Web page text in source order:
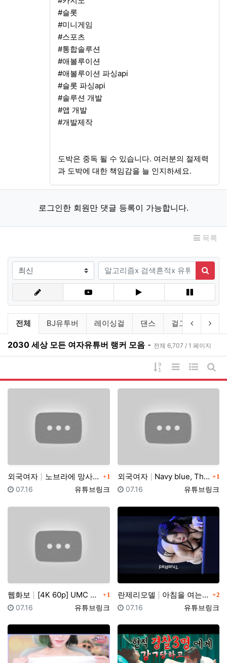
#슬롯
#미니게임
#스포츠
#통합솔루션
#애볼루이션
#애볼루이션 파싱api
#슬롯 파싱api
#솔루션 개발
#앱 개발
#개발제작
도박은 중독 될 수 있습니다. 여러분의 절제력
과 도박에 대한 책임감을 늘 인지하세요.
로그인한 회원만 댓글 등록이 가능합니다.
목록
검색조건
검색어
검색
유튜브링크 분류 목록
전체 BJ유투버 레이싱걸 댄스 걸그룹 연예
이전 분류
다
2030 세상 모든 여자유튜버 랭커 모음 - 전체 6,707 / 1 페이지
게시물 정렬
리스트 스타일
웹진 스
게
외국여자 노브라에 망사스타킹 입고 팬티리뷰하는 일본아줌마 가정부… 댓글
1
등록자
유튜브링크
등록일
07.16
외국여자 Navy blue, The Big Cup Bras, e… 댓글
1
등록자
유튜브링크
등록일
07.16
웹화보 [4K 60p] UMC X 팬더티비 MotorShow … 댓글
1
등록자
유튜브링크
등록일
07.16
란제리모델 아침을 여는 ~ 란제리 런웨이 2023 COVER GI… 댓글
2
등록자
유튜브링크
등록일
07.16